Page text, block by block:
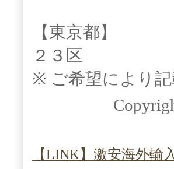
【東京都】
２３区
※ ご希望により
【LINK】激安海外輸